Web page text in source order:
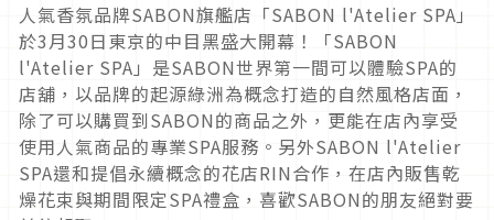
人氣香氛品牌SABON旗艦店「SABON l'Atelier SPA」
於3月30日東京的中目黑盛大開幕！「SABON
l'Atelier SPA」是SABON世界第一間可以體驗SPA的
店舖，以品牌的起源綠洲為概念打造的自然風格店面，
除了可以購買到SABON的商品之外，更能在店內享受
使用人氣商品的專業SPA服務。另外SABON l'Atelier
SPA還和提倡永續概念的花店RIN合作，在店內販售乾
燥花束與期間限定SPA禮盒，喜歡SABON的朋友絕對要